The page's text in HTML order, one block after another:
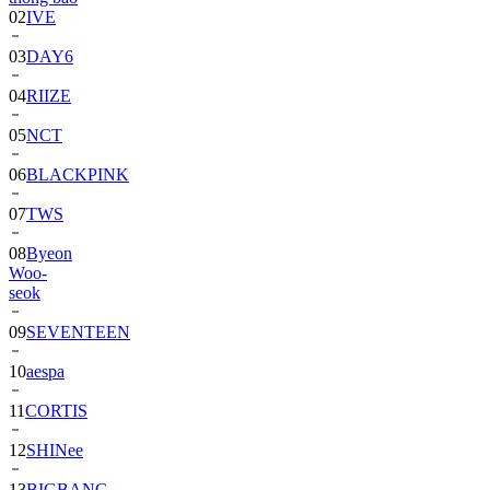
03DAY6
04RIIZE
05NCT
06BLACKPINK
07TWS
08Byeon
Woo-
seok
09SEVENTEEN
10aespa
11CORTIS
12SHINee
13BIGBANG